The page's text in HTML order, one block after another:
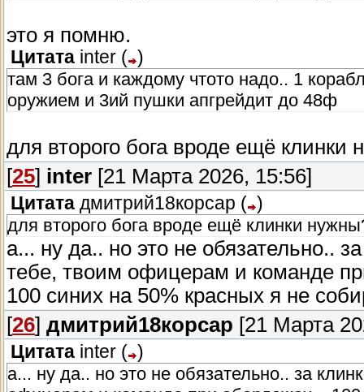
это я помню.
Цитата inter ( )
там 3 бога и каждому чтото надо.. 1
оружием и 3ий пушки апгрейдит до 48ф
для второго бога вроде ещё клинки
[25] inter [21 Марта 2026, 15:56]
Цитата дмитрий18корсар ( )
для второго бога вроде ещё клинки
а... ну да.. но это не обязательно..
тебе, твоим офицерам и команде
100 синих на 50% красных я не
[26] дмитрий18корсар [21 Марта
Цитата inter ( )
а... ну да.. но это не обязательно.. за